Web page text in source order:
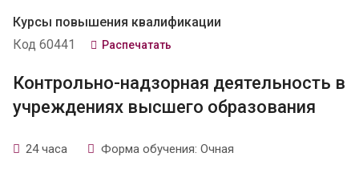
Курсы повышения квалификации
Код 60441
Распечатать
Контрольно-надзорная деятельность в
учреждениях высшего образования
24 часа Форма обучения: Очная